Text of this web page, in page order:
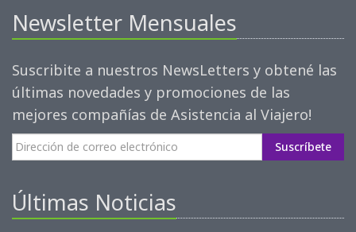
Newsletter Mensuales
Suscribite a nuestros NewsLetters y obtené las
últimas novedades y promociones de las
mejores compañías de Asistencia al Viajero!
Suscríbete
Últimas Noticias